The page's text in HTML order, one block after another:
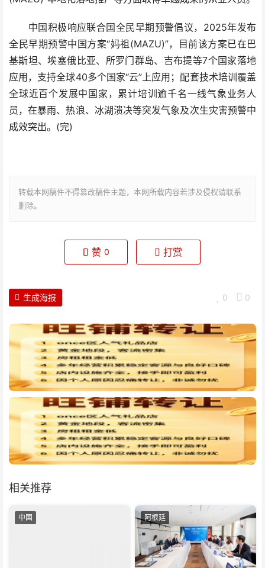
中国积极响应联合国全民早期预警倡议，2025年发布
全民早期预警中国方案“妈祖(MAZU)”，目前该方案已在巴
基斯坦、埃塞俄比亚、所罗门群岛、吉布提等7个国家落地
应用，支持全球40多个国家“云”上应用；配套技术培训覆盖
全球近百个发展中国家，累计培训逾千名一线气象业务人
员，在暴雨、热浪、冰湖溃决等突发气象及次生灾害预警中
成效突出。(完)
转载本网稿件不得篡改稿件主题，本网所载内容若涉及侵权请联系
删除。
赞 0 打赏
0 0
生成海报
相关推荐
中国 阿根廷